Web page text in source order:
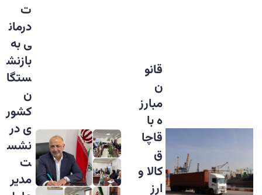
قانو
ن
مبارز
ه با
قاچا
ق
کالا و
ارز
ت
درمان
ی به
بازنش
ستگا
ن
کشور
ی در
نشس
ت
مدیر